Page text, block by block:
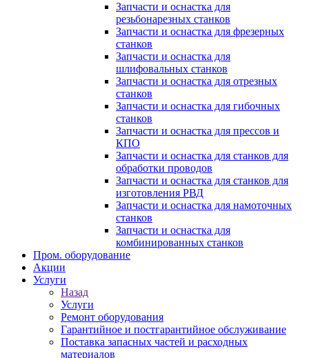
Запчасти и оснастка для
резьбонарезных станков
Запчасти и оснастка для фрезерных
станков
Запчасти и оснастка для
шлифовальных станков
Запчасти и оснастка для отрезных
станков
Запчасти и оснастка для гибочных
станков
Запчасти и оснастка для прессов и
КПО
Запчасти и оснастка для станков для
обработки проводов
Запчасти и оснастка для станков для
изготовления РВД
Запчасти и оснастка для намоточных
станков
Запчасти и оснастка для
комбинированных станков
Пром. оборудование
Акции
Услуги
Назад
Услуги
Ремонт оборудования
Гарантийное и постгарантийное обслуживание
Поставка запасных частей и расходных
материалов